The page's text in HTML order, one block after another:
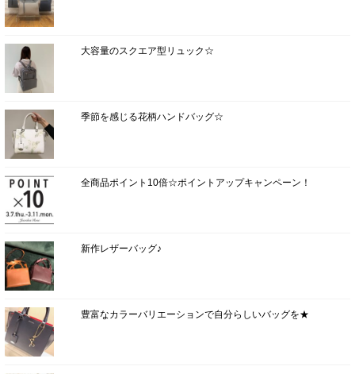
大容量のスクエア型リュック☆
季節を感じる花柄ハンドバッグ☆
全商品ポイント10倍☆ポイントアップキャンペーン！
新作レザーバッグ♪
豊富なカラーバリエーションで自分らしいバッグを★